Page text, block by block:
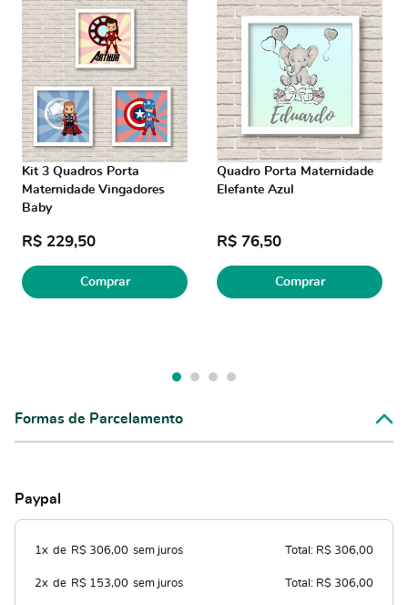
Kit 3 Quadros Porta
Maternidade Vingadores
Baby
R$ 229,50
Comprar
Quadro Porta Maternidade
Elefante Azul
R$ 76,50
Comprar
Formas de Parcelamento
Paypal
1x de R$ 306,00 sem juros Total: R$ 306,00
2x de R$ 153,00 sem juros Total: R$ 306,00